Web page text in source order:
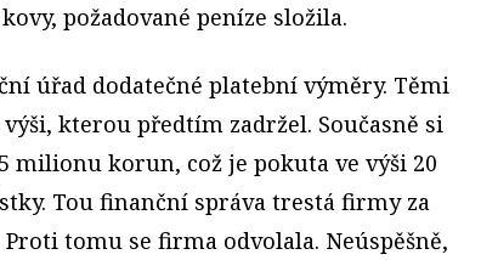
požadované peníze složila.
úřad dodatečné platební výměry. Těmi
kterou předtím zadržel. Současně si
milionu korun, což je pokuta ve výši 20
Tou finanční správa trestá firmy za
tomu se firma odvolala. Neúspěšně,